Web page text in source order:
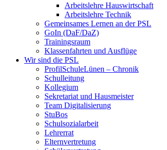
Arbeitslehre Hauswirtschaft
Arbeitslehre Technik
Gemeinsames Lernen an der PSL​
GoIn (DaF/DaZ)
Trainingsraum
Klassenfahrten und Ausflüge
Wir sind die PSL
ProfilSchuleLünen – Chronik
Schulleitung
Kollegium
Sekretariat und Hausmeister
Team Digitalisierung
StuBos
Schulsozialarbeit
Lehrerrat
Elternvertretung